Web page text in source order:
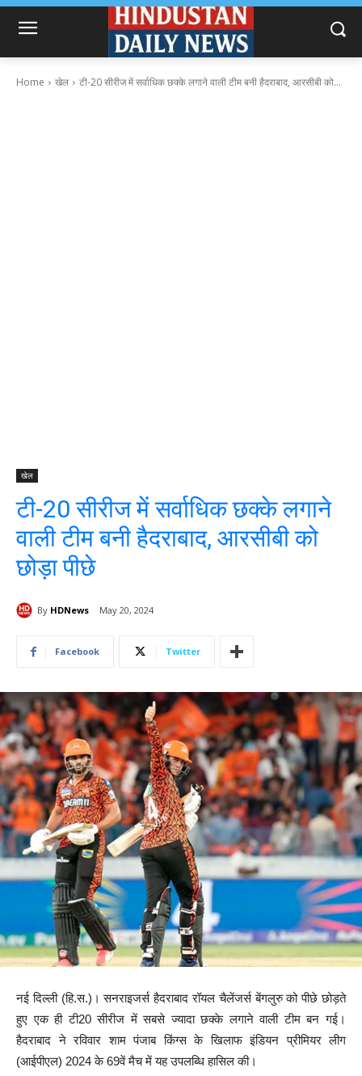
Home खेल टी-20 सीरीज में सर्वाधिक छक्के लगाने वाली टीम बनी हैदराबाद, आरसीबी को...
खेल
टी-20 सीरीज में सर्वाधिक छक्के लगाने
वाली टीम बनी हैदराबाद, आरसीबी को
छोड़ा पीछे
By HDNews May 20, 2024
Facebook Twitter
नई दिल्ली (हि.स.)। सनराइजर्स हैदराबाद रॉयल चैलेंजर्स बेंगलुरु को पीछे छोड़ते
हुए एक ही टी20 सीरीज में सबसे ज्यादा छक्के लगाने वाली टीम बन गई।
हैदराबाद ने रविवार शाम पंजाब किंग्स के खिलाफ इंडियन प्रीमियर लीग
(आईपीएल) 2024 के 69वें मैच में यह उपलब्धि हासिल की।